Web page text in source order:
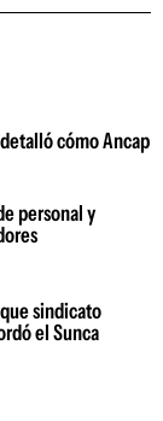
cómo Ancap
personal y
sindicato
el Sunca